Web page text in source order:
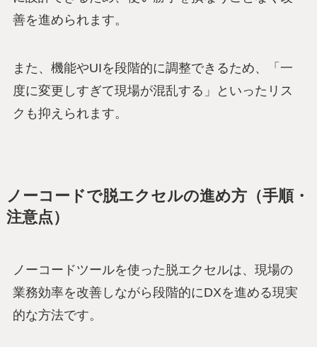
善を進められます。
また、機能やUIを段階的に調整できるため、「一
度に変更しすぎて現場が混乱する」といったリス
クも抑えられます。
ノーコードで脱エクセルの進め方（手順・
注意点）
ノーコードツールを使った脱エクセルは、現場の
業務効率を改善しながら段階的にDXを進める現実
的な方法です。